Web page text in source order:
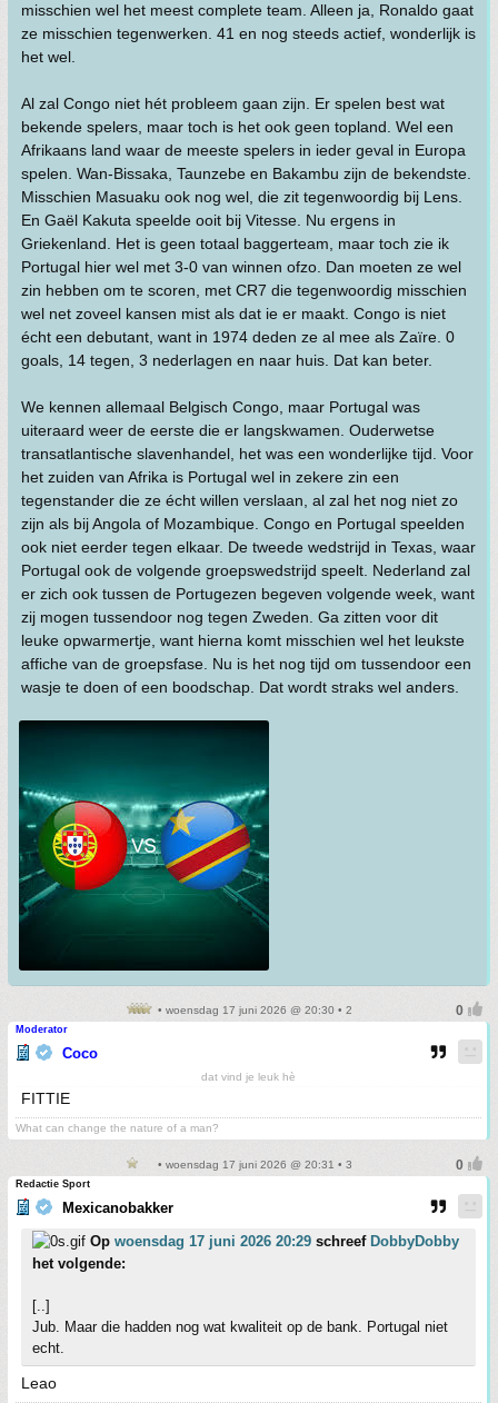
misschien wel het meest complete team. Alleen ja, Ronaldo gaat
ze misschien tegenwerken. 41 en nog steeds actief, wonderlijk is
het wel.
Al zal Congo niet hét probleem gaan zijn. Er spelen best wat
bekende spelers, maar toch is het ook geen topland. Wel een
Afrikaans land waar de meeste spelers in ieder geval in Europa
spelen. Wan-Bissaka, Taunzebe en Bakambu zijn de bekendste.
Misschien Masuaku ook nog wel, die zit tegenwoordig bij Lens.
En Gaël Kakuta speelde ooit bij Vitesse. Nu ergens in
Griekenland. Het is geen totaal baggerteam, maar toch zie ik
Portugal hier wel met 3-0 van winnen ofzo. Dan moeten ze wel
zin hebben om te scoren, met CR7 die tegenwoordig misschien
wel net zoveel kansen mist als dat ie er maakt. Congo is niet
écht een debutant, want in 1974 deden ze al mee als Zaïre. 0
goals, 14 tegen, 3 nederlagen en naar huis. Dat kan beter.
We kennen allemaal Belgisch Congo, maar Portugal was
uiteraard weer de eerste die er langskwamen. Ouderwetse
transatlantische slavenhandel, het was een wonderlijke tijd. Voor
het zuiden van Afrika is Portugal wel in zekere zin een
tegenstander die ze écht willen verslaan, al zal het nog niet zo
zijn als bij Angola of Mozambique. Congo en Portugal speelden
ook niet eerder tegen elkaar. De tweede wedstrijd in Texas, waar
Portugal ook de volgende groepswedstrijd speelt. Nederland zal
er zich ook tussen de Portugezen begeven volgende week, want
zij mogen tussendoor nog tegen Zweden. Ga zitten voor dit
leuke opwarmertje, want hierna komt misschien wel het leukste
affiche van de groepsfase. Nu is het nog tijd om tussendoor een
wasje te doen of een boodschap. Dat wordt straks wel anders.
• woensdag 17 juni 2026 @ 20:30 • 2
Moderator
Coco
dat vind je leuk hè
FITTIE
What can change the nature of a man?
• woensdag 17 juni 2026 @ 20:31 • 3
Redactie Sport
Mexicanobakker
Op woensdag 17 juni 2026 20:29 schreef DobbyDobby
het volgende:
[..]
Jub. Maar die hadden nog wat kwaliteit op de bank. Portugal niet
echt.
Leao